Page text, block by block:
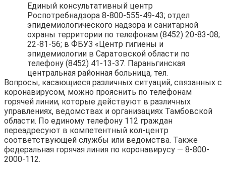
Единый консультативный центр
Роспотребнадзора 8-800-555-49-43; отдел
эпидемиологического надзора и санитарной
охраны территории по телефонам (8452) 20-83-08;
22-81-56; в ФБУЗ «Центр гигиены и
эпидемиологии в Саратовской области по
телефону (8452) 41-13-37. Параньгинская
центральная районная больница, тел.
Вопросы, касающиеся различных ситуаций, связанных с
коронавирусом, можно прояснить по телефонам
горячей линии, которые действуют в различных
управлениях, ведомствах и организациях Тамбовской
области. По единому телефону 112 граждан
переадресуют в компетентный кол-центр
соответствующей службы или ведомства. Также
федеральная горячая линия по коронавирусу — 8-800-
2000-112.